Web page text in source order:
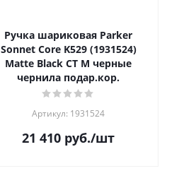
Ручка шариковая Parker
Sonnet Core K529 (1931524)
Matte Black CT M черные
чернила подар.кор.
Артикул: 1931524
21 410 руб./шт